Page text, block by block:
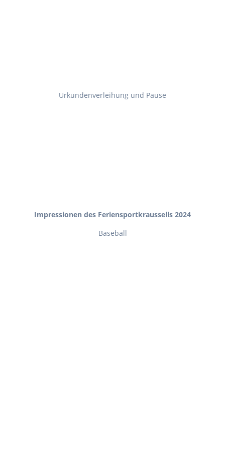
Urkundenverleihung und Pause
Impressionen des Feriensportkraussells 2024
Baseball